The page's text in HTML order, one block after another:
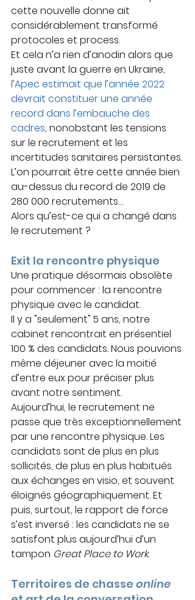
cette nouvelle donne ait
considérablement transformé
protocoles et process.
Et cela n’a rien d’anodin alors que
juste avant la guerre en Ukraine,
l’Apec estimait que l’année 2022
devrait constituer une année
record dans l’embauche des
cadres, nonobstant les tensions
sur le recrutement et les
incertitudes sanitaires persistantes.
L’on pourrait être cette année bien
au-dessus du record de 2019 de
280 000 recrutements…
Alors qu’est-ce qui a changé dans
le recrutement ?
Exit la rencontre physique
Une pratique désormais obsolète
pour commencer : la rencontre
physique avec le candidat.
Il y a "seulement" 5 ans, notre
cabinet rencontrait en présentiel
100 % des candidats. Nous pouvions
même déjeuner avec la moitié
d’entre eux pour préciser plus
avant notre sentiment.
Aujourd’hui, le recrutement ne
passe que très exceptionnellement
par une rencontre physique. Les
candidats sont de plus en plus
sollicités, de plus en plus habitués
aux échanges en visio, et souvent
éloignés géographiquement. Et
puis, surtout, le rapport de force
s’est inversé : les candidats ne se
satisfont plus aujourd’hui d’un
tampon Great Place to Work.
Territoires de chasse online